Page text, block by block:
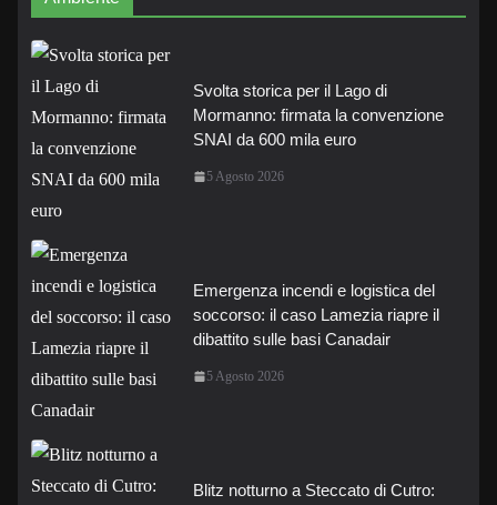
Svolta storica per il Lago di
Mormanno: firmata la convenzione
SNAI da 600 mila euro
5 Agosto 2026
Emergenza incendi e logistica del
soccorso: il caso Lamezia riapre il
dibattito sulle basi Canadair
5 Agosto 2026
Blitz notturno a Steccato di Cutro: